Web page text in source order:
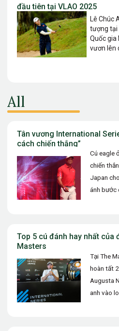
đầu tiên tại VLAO 2025
Lê Chúc
tượng tại
Quốc gia
vươn lên
All
Tân vương International
Cú eagle
chiến
Japan
ánh bước
Top 5 cú đánh hay nhất của
Tại The
hoàn tất
Augusta
anh vào